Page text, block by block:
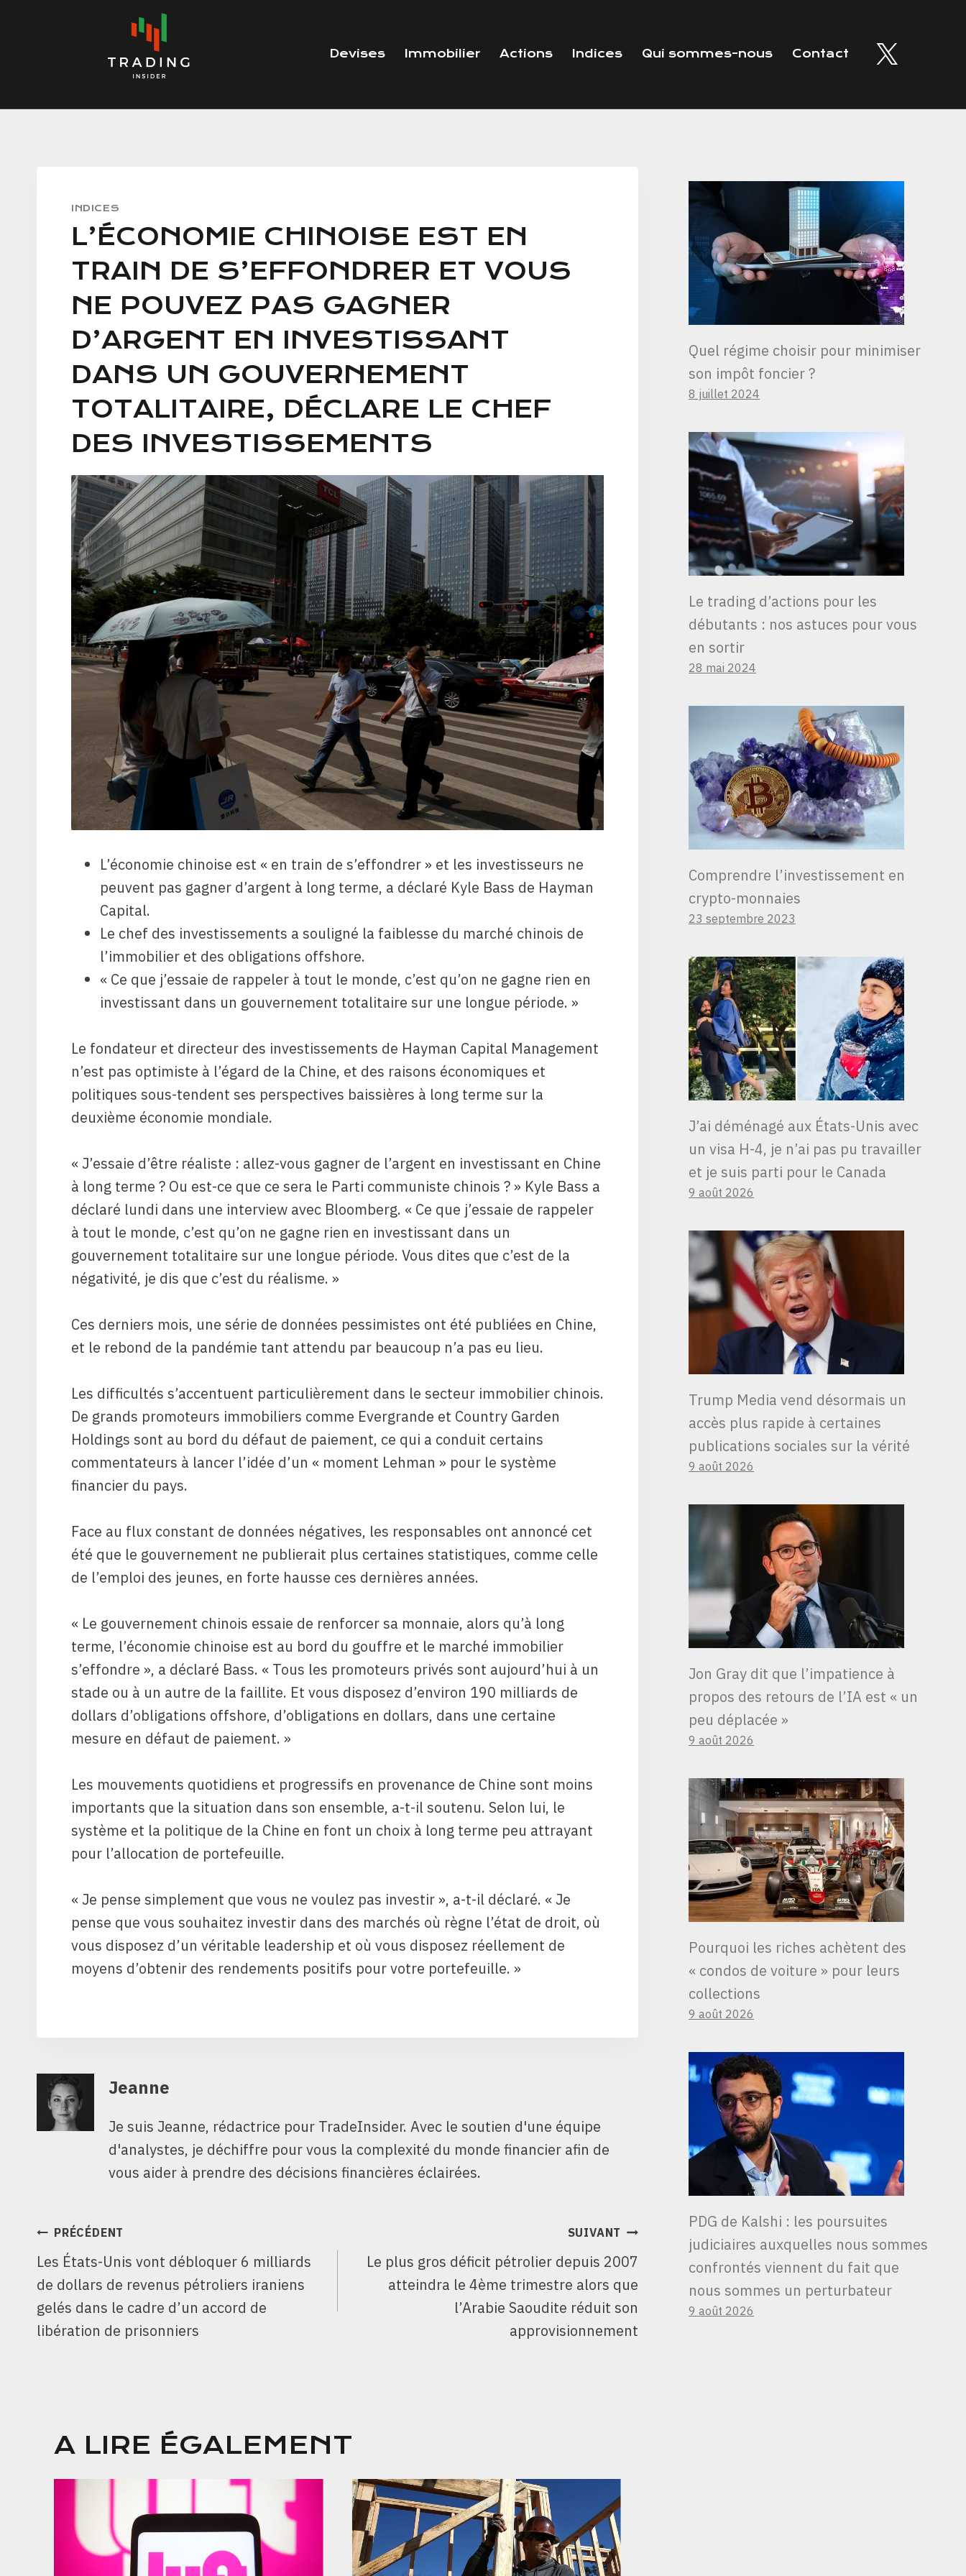
Devises Immobilier Actions Indices Qui sommes-nous Contact
INDICES
L’ÉCONOMIE CHINOISE EST EN
TRAIN DE S’EFFONDRER ET VOUS
NE POUVEZ PAS GAGNER
D’ARGENT EN INVESTISSANT
DANS UN GOUVERNEMENT
TOTALITAIRE, DÉCLARE LE CHEF
DES INVESTISSEMENTS
L’économie chinoise est « en train de s’effondrer » et les investisseurs ne
peuvent pas gagner d’argent à long terme, a déclaré Kyle Bass de Hayman
Capital.
Le chef des investissements a souligné la faiblesse du marché chinois de
l’immobilier et des obligations offshore.
« Ce que j’essaie de rappeler à tout le monde, c’est qu’on ne gagne rien en
investissant dans un gouvernement totalitaire sur une longue période. »
Le fondateur et directeur des investissements de Hayman Capital Management
n’est pas optimiste à l’égard de la Chine, et des raisons économiques et
politiques sous-tendent ses perspectives baissières à long terme sur la
deuxième économie mondiale.
« J’essaie d’être réaliste : allez-vous gagner de l’argent en investissant en Chine
à long terme ? Ou est-ce que ce sera le Parti communiste chinois ? » Kyle Bass a
déclaré lundi dans une interview avec Bloomberg. « Ce que j’essaie de rappeler
à tout le monde, c’est qu’on ne gagne rien en investissant dans un
gouvernement totalitaire sur une longue période. Vous dites que c’est de la
négativité, je dis que c’est du réalisme. »
Ces derniers mois, une série de données pessimistes ont été publiées en Chine,
et le rebond de la pandémie tant attendu par beaucoup n’a pas eu lieu.
Les difficultés s’accentuent particulièrement dans le secteur immobilier chinois.
De grands promoteurs immobiliers comme Evergrande et Country Garden
Holdings sont au bord du défaut de paiement, ce qui a conduit certains
commentateurs à lancer l’idée d’un « moment Lehman » pour le système
financier du pays.
Face au flux constant de données négatives, les responsables ont annoncé cet
été que le gouvernement ne publierait plus certaines statistiques, comme celle
de l’emploi des jeunes, en forte hausse ces dernières années.
« Le gouvernement chinois essaie de renforcer sa monnaie, alors qu’à long
terme, l’économie chinoise est au bord du gouffre et le marché immobilier
s’effondre », a déclaré Bass. « Tous les promoteurs privés sont aujourd’hui à un
stade ou à un autre de la faillite. Et vous disposez d’environ 190 milliards de
dollars d’obligations offshore, d’obligations en dollars, dans une certaine
mesure en défaut de paiement. »
Les mouvements quotidiens et progressifs en provenance de Chine sont moins
importants que la situation dans son ensemble, a-t-il soutenu. Selon lui, le
système et la politique de la Chine en font un choix à long terme peu attrayant
pour l’allocation de portefeuille.
« Je pense simplement que vous ne voulez pas investir », a-t-il déclaré. « Je
pense que vous souhaitez investir dans des marchés où règne l’état de droit, où
vous disposez d’un véritable leadership et où vous disposez réellement de
moyens d’obtenir des rendements positifs pour votre portefeuille. »
Jeanne
Je suis Jeanne, rédactrice pour TradeInsider. Avec le soutien d'une équipe
d'analystes, je déchiffre pour vous la complexité du monde financier afin de
vous aider à prendre des décisions financières éclairées.
NAVIGATION
DE
L’ARTICLE
PRÉCÉDENT
Les États-Unis vont débloquer 6 milliards
de dollars de revenus pétroliers iraniens
gelés dans le cadre d’un accord de
libération de prisonniers
SUIVANT
Le plus gros déficit pétrolier depuis 2007
atteindra le 4ème trimestre alors que
l’Arabie Saoudite réduit son
approvisionnement
A LIRE ÉGALEMENT
Quel régime choisir pour minimiser
son impôt foncier ?
8 juillet 2024
Le trading d’actions pour les
débutants : nos astuces pour vous
en sortir
28 mai 2024
Comprendre l’investissement en
crypto-monnaies
23 septembre 2023
J’ai déménagé aux États-Unis avec
un visa H-4, je n’ai pas pu travailler
et je suis parti pour le Canada
9 août 2026
Trump Media vend désormais un
accès plus rapide à certaines
publications sociales sur la vérité
9 août 2026
Jon Gray dit que l’impatience à
propos des retours de l’IA est « un
peu déplacée »
9 août 2026
Pourquoi les riches achètent des
« condos de voiture » ​​pour leurs
collections
9 août 2026
PDG de Kalshi : les poursuites
judiciaires auxquelles nous sommes
confrontés viennent du fait que
nous sommes un perturbateur
9 août 2026